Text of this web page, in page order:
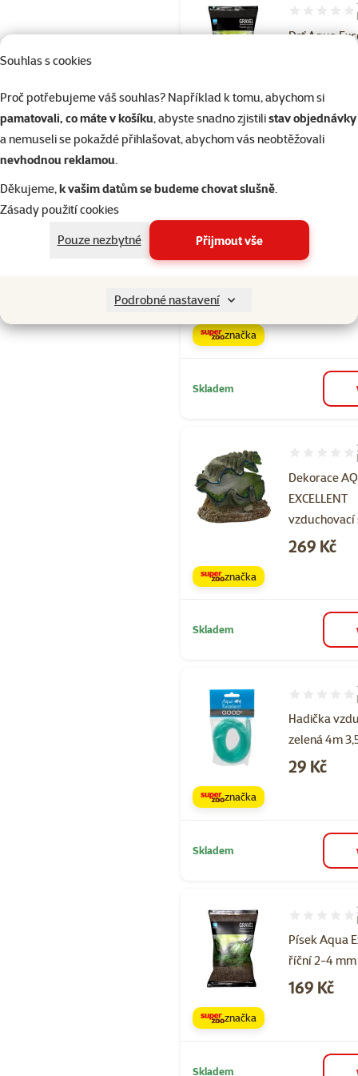
Souhlas s cookies
Proč potřebujeme váš souhlas? Například k tomu, abychom si
pamatovali, co máte v košíku, abyste snadno zjistilistav objednávky
a nemuseli se pokaždé přihlašovat, abychom vás neobtěžovali
nevhodnou reklamou.
Děkujeme,k vašim datům se budeme chovat slušně.
Zásady použití cookies
Pouze nezbytné
Přijmout vše
Podrobné nastavení
Drť Aqua
Hodnocení
značka
Písek Aqua
značka
Skladem
Dekorace
EXCELLENT
vzduchovací
Hodnocení
Cena
269 Kč
značka
Skladem
Hadička
zelená 4m
Hodnocení
Cena
29 Kč
značka
Skladem
Písek Aqua
říční 2-4
Hodnocení
Cena
169 Kč
značka
Skladem